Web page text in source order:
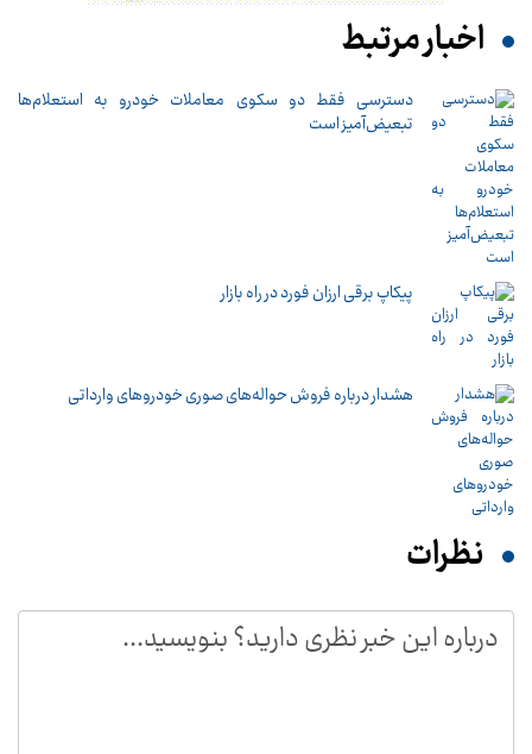
اخبار مرتبط
دسترسی فقط دو سکوی معاملات خودرو به استعلام‌ها
تبعیض‌آمیز است
پیکاپ برقی ارزان فورد در راه بازار
هشدار درباره فروش حواله‌های صوری خودروهای وارداتی
نظرات